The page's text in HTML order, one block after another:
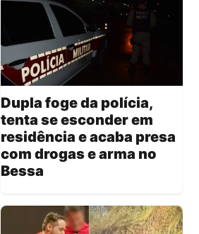
Dupla foge da polícia,
tenta se esconder em
residência e acaba presa
com drogas e arma no
Bessa